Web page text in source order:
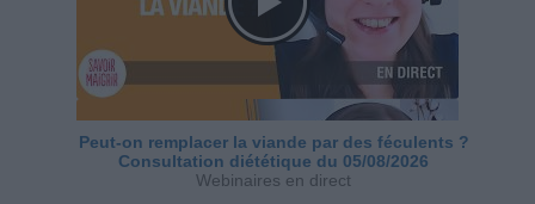
Peut-on remplacer la viande par des féculents ?
Consultation diététique du 05/08/2026
Webinaires en direct